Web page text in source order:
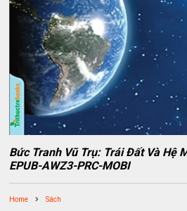
Bức Tranh Vũ Trụ: Trái Đất Và Hệ
EPUB-AWZ3-PRC-MOBI
Home Sách